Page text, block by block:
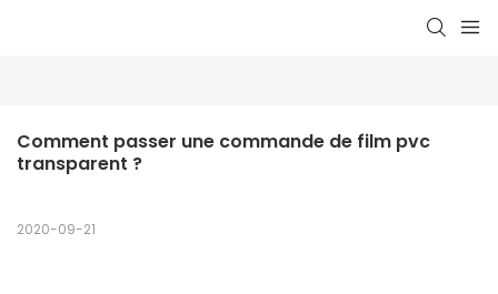
Comment passer une commande de film pvc
transparent ?
2020-09-21